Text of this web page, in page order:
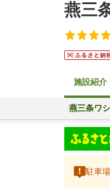
燕三
施設紹介
燕三条ワ
駐車